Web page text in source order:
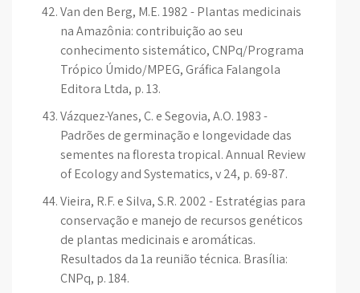
Van den Berg, M.E. 1982 - Plantas medicinais
na Amazônia: contribuição ao seu
conhecimento sistemático, CNPq/Programa
Trópico Úmido/MPEG, Gráfica Falangola
Editora Ltda, p. 13.
Vázquez-Yanes, C. e Segovia, A.O. 1983 -
Padrões de germinação e longevidade das
sementes na floresta tropical. Annual Review
of Ecology and Systematics, v 24, p. 69-87.
Vieira, R.F. e Silva, S.R. 2002 - Estratégias para
conservação e manejo de recursos genéticos
de plantas medicinais e aromáticas.
Resultados da 1a reunião técnica. Brasília:
CNPq, p. 184.